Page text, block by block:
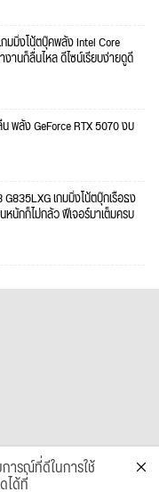
มมิ่งโน้ตบุ๊คพลัง Intel Core
งานก็ลื่นไหล ดีไซน์เรียบง่ายดูดี
พลัง GeForce RTX 5070 งบ
เกมมิ่งโน้ตบุ๊กเรือธง
นักก็ไม่กลัว ฟีเจอร์มาเต็มครบ
ารณ์ที่ดีในการใช้
ได้ที่